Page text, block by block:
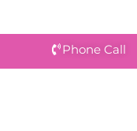
Phone Call